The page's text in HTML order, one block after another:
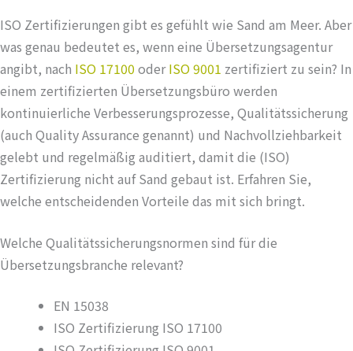
ISO Zertifizierungen gibt es gefühlt wie Sand am Meer. Aber
was genau bedeutet es, wenn eine Übersetzungsagentur
angibt, nach ISO 17100 oderISO 9001 zertifiziert zu sein? In
einem zertifizierten Übersetzungsbüro werden
kontinuierliche Verbesserungsprozesse, Qualitätssicherung
(auch Quality Assurance genannt) und Nachvollziehbarkeit
gelebt und regelmäßig auditiert, damit die (ISO)
Zertifizierung nicht auf Sand gebaut ist. Erfahren Sie,
welche entscheidenden Vorteile das mit sich bringt.
Welche Qualitätssicherungsnormen sind für die
Übersetzungsbranche relevant?
EN 15038
ISO Zertifizierung ISO 17100